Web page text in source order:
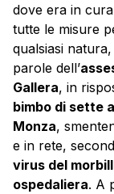
dove era in
tutte le misure
qualsiasi
parole dell’
Gallera, in
bimbo di sette
Monza,
e in rete,
virus del
ospedaliera. A